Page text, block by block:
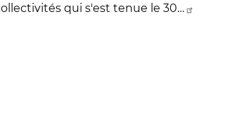
qui s'est tenue le 30…